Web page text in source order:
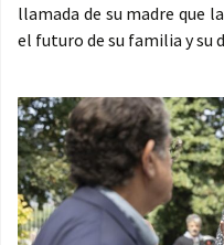
llamada de su madre que
el futuro de su familia y su